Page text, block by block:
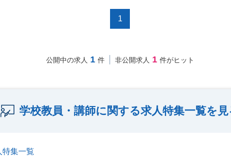
1
公開中の求人 1 件 非公開求人 1 件がヒット
学校教員・講師に関する求人特集一覧を見
特集一覧